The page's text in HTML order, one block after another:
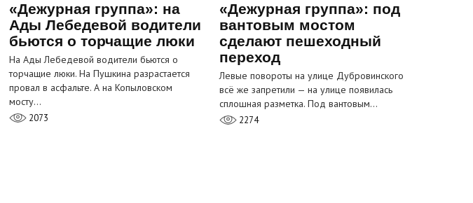
«Дежурная группа»: на
Ады Лебедевой водители
бьются о торчащие люки
На Ады Лебедевой водители бьются о
торчащие люки. На Пушкина разрастается
провал в асфальте. А на Копыловском
мосту…
2073
«Дежурная группа»: под
вантовым мостом
сделают пешеходный
переход
Левые повороты на улице Дубровинского
всё же запретили — на улице появилась
сплошная разметка. Под вантовым…
2274